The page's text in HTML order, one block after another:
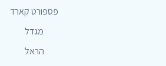
פספורט קארד
מגדל
הראל